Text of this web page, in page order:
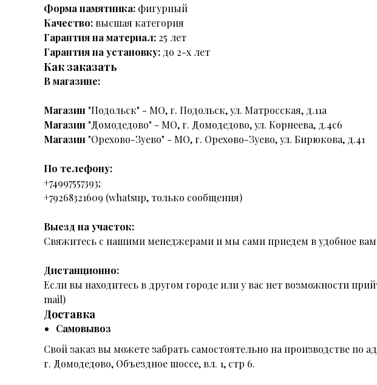
Форма памятника: фигурный
Качество: высшая категория
Гарантия на материал: 25 лет
Гарантия на установку: до 2-х лет
Как заказать
В магазине:
Магазин "Подольск" - МО, г. Подольск, ул. Матросская, д.11а
Магазин "Домодедово" - МО, г. Домодедово, ул. Корнеева, д.4с6
Магазин "Орехово-Зуево" - МО, г. Орехово-Зуево, ул. Бирюкова, д.41
По телефону:
+74997557393;
+79268321609 (whatsup, только сообщения)
Выезд на участок:
Свяжитесь с нашими менеджерами и мы сами приедем в удобное
Дистанционно:
Если вы находитесь в другом городе или у вас нет возможности
mail)
Доставка
Самовывоз
Свой заказ вы можете забрать самостоятельно на производстве по
г. Домодедово, Объездное шоссе, вл. 1, стр 6.